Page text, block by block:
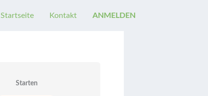
Startseite Kontakt ANMELDEN
Starten